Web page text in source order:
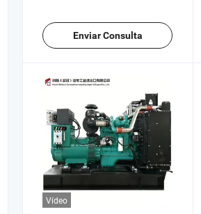
Trifásico con S Tamford
Enviar Consulta
Vídeo